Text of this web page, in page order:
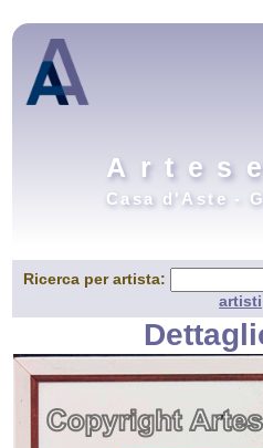
Casa d'Aste -
Ricerca per artista:
artisti